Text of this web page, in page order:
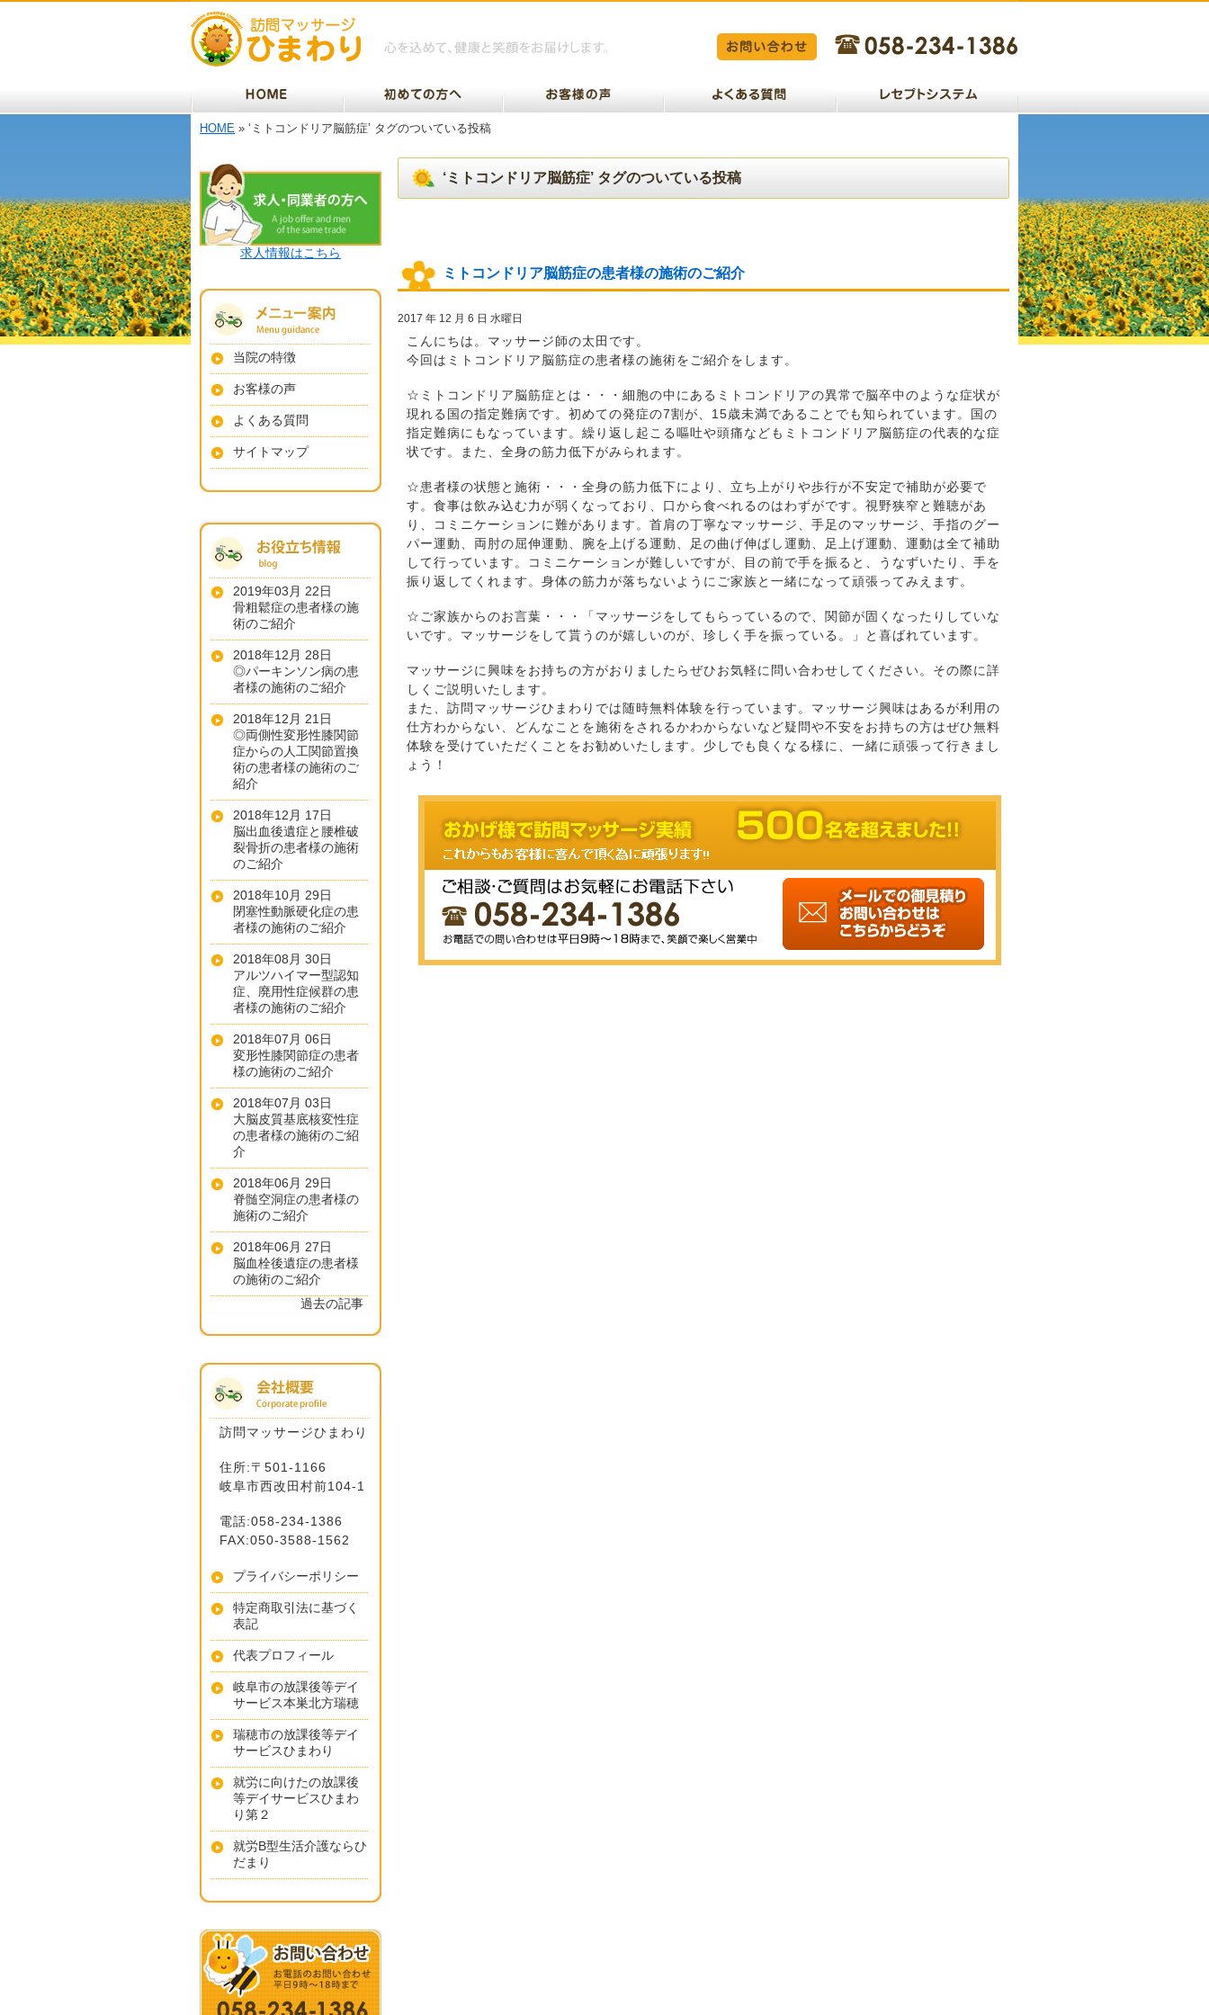
HOME » ‘ミトコンドリア脳筋症’ タグのついている投稿
‘ミトコンドリア脳筋症’ タグのついている投稿
ミトコンドリア脳筋症の患者様の施術のご紹介
2017 年 12 月 6 日 水曜日
こんにちは。マッサージ師の太田です。
今回はミトコンドリア脳筋症の患者様の施術をご紹介をします。
☆ミトコンドリア脳筋症とは・・・細胞の中にあるミトコンドリアの異常で脳卒中のような症状が
現れる国の指定難病です。初めての発症の7割が、15歳未満であることでも知られています。国の
指定難病にもなっています。繰り返し起こる嘔吐や頭痛などもミトコンドリア脳筋症の代表的な症
状です。また、全身の筋力低下がみられます。
☆患者様の状態と施術・・・全身の筋力低下により、立ち上がりや歩行が不安定で補助が必要で
す。食事は飲み込む力が弱くなっており、口から食べれるのはわずがです。視野狭窄と難聴があ
り、コミニケーションに難があります。首肩の丁寧なマッサージ、手足のマッサージ、手指のグー
パー運動、両肘の屈伸運動、腕を上げる運動、足の曲げ伸ばし運動、足上げ運動、運動は全て補助
して行っています。コミニケーションが難しいですが、目の前で手を振ると、うなずいたり、手を
振り返してくれます。身体の筋力が落ちないようにご家族と一緒になって頑張ってみえます。
☆ご家族からのお言葉・・・「マッサージをしてもらっているので、関節が固くなったりしていな
いです。マッサージをして貰うのが嬉しいのが、珍しく手を振っている。」と喜ばれています。
マッサージに興味をお持ちの方がおりましたらぜひお気軽に問い合わせしてください。その際に詳
しくご説明いたします。
また、訪問マッサージひまわりでは随時無料体験を行っています。マッサージ興味はあるが利用の
仕方わからない、どんなことを施術をされるかわからないなど疑問や不安をお持ちの方はぜひ無料
体験を受けていただくことをお勧めいたします。少しでも良くなる様に、一緒に頑張って行きまし
ょう！
求人情報はこちら
当院の特徴
お客様の声
よくある質問
サイトマップ
2019年03月 22日
骨粗鬆症の患者様の施
術のご紹介
2018年12月 28日
◎パーキンソン病の患
者様の施術のご紹介
2018年12月 21日
◎両側性変形性膝関節
症からの人工関節置換
術の患者様の施術のご
紹介
2018年12月 17日
脳出血後遺症と腰椎破
裂骨折の患者様の施術
のご紹介
2018年10月 29日
閉塞性動脈硬化症の患
者様の施術のご紹介
2018年08月 30日
アルツハイマー型認知
症、廃用性症候群の患
者様の施術のご紹介
2018年07月 06日
変形性膝関節症の患者
様の施術のご紹介
2018年07月 03日
大脳皮質基底核変性症
の患者様の施術のご紹
介
2018年06月 29日
脊髄空洞症の患者様の
施術のご紹介
2018年06月 27日
脳血栓後遺症の患者様
の施術のご紹介
過去の記事
訪問マッサージひまわり
住所:〒501-1166
岐阜市西改田村前104-1
電話:058-234-1386
FAX:050-3588-1562
プライバシーポリシー
特定商取引法に基づく
表記
代表プロフィール
岐阜市の放課後等デイ
サービス本巣北方瑞穂
瑞穂市の放課後等デイ
サービスひまわり
就労に向けたの放課後
等デイサービスひまわ
り第２
就労B型生活介護ならひ
だまり